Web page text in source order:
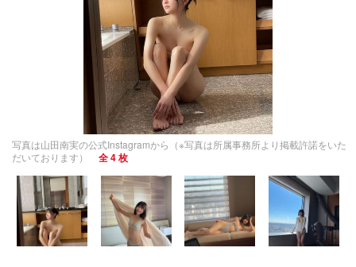
写真は山田南実の公式Instagramから（※写真は所属事務所より掲載許諾をいた
だいております）
全 4 枚